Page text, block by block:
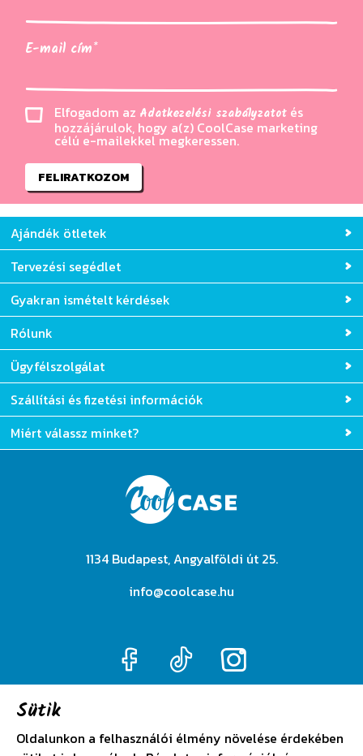
E-mail cím*
Elfogadom az Adatkezelési szabályzatot és
hozzájárulok, hogy a(z) CoolCase marketing
célú e-mailekkel megkeressen.
FELIRATKOZOM
Ajándék ötletek
Tervezési segédlet
Gyakran ismételt kérdések
Rólunk
Ügyfélszolgálat
Szállítási és fizetési információk
Miért válassz minket?
1134 Budapest, Angyalföldi út 25.
info@coolcase.hu
Sütik
Oldalunkon a felhasználói élmény növelése érdekében